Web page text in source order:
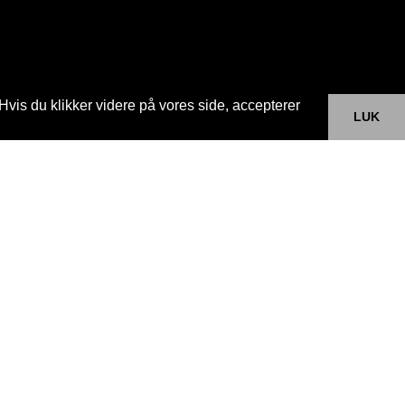
du klikker videre på vores side, accepterer
LUK